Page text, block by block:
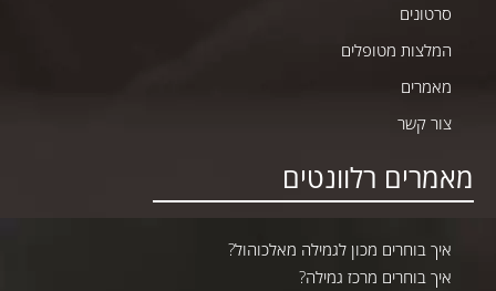
סרטונים
המלצות מטופלים
מאמרים
צור קשר
מאמרים רלוונטים
איך בוחרים מכון לגמילה מאלכוהול?
איך בוחרים מרכז גמילה?